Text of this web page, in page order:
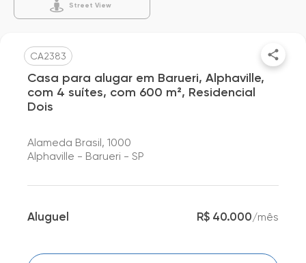
Street View
CA2383
Casa para alugar em Barueri, Alphaville,
com 4 suítes, com 600 m², Residencial
Dois
Alameda Brasil, 1000
Alphaville - Barueri - SP
Aluguel R$ 40.000/mês